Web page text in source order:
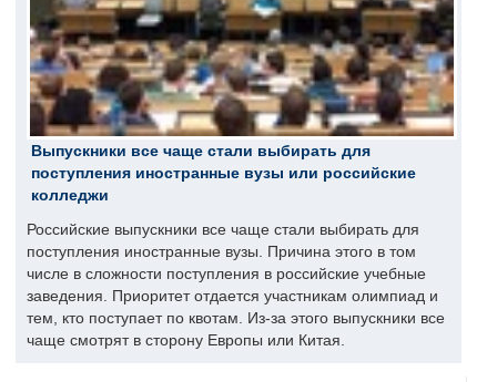
Выпускники все чаще стали выбирать для
поступления иностранные вузы или российские
колледжи
Российские выпускники все чаще стали выбирать для
поступления иностранные вузы. Причина этого в том
числе в сложности поступления в российские учебные
заведения. Приоритет отдается участникам олимпиад и
тем, кто поступает по квотам. Из-за этого выпускники все
чаще смотрят в сторону Европы или Китая.